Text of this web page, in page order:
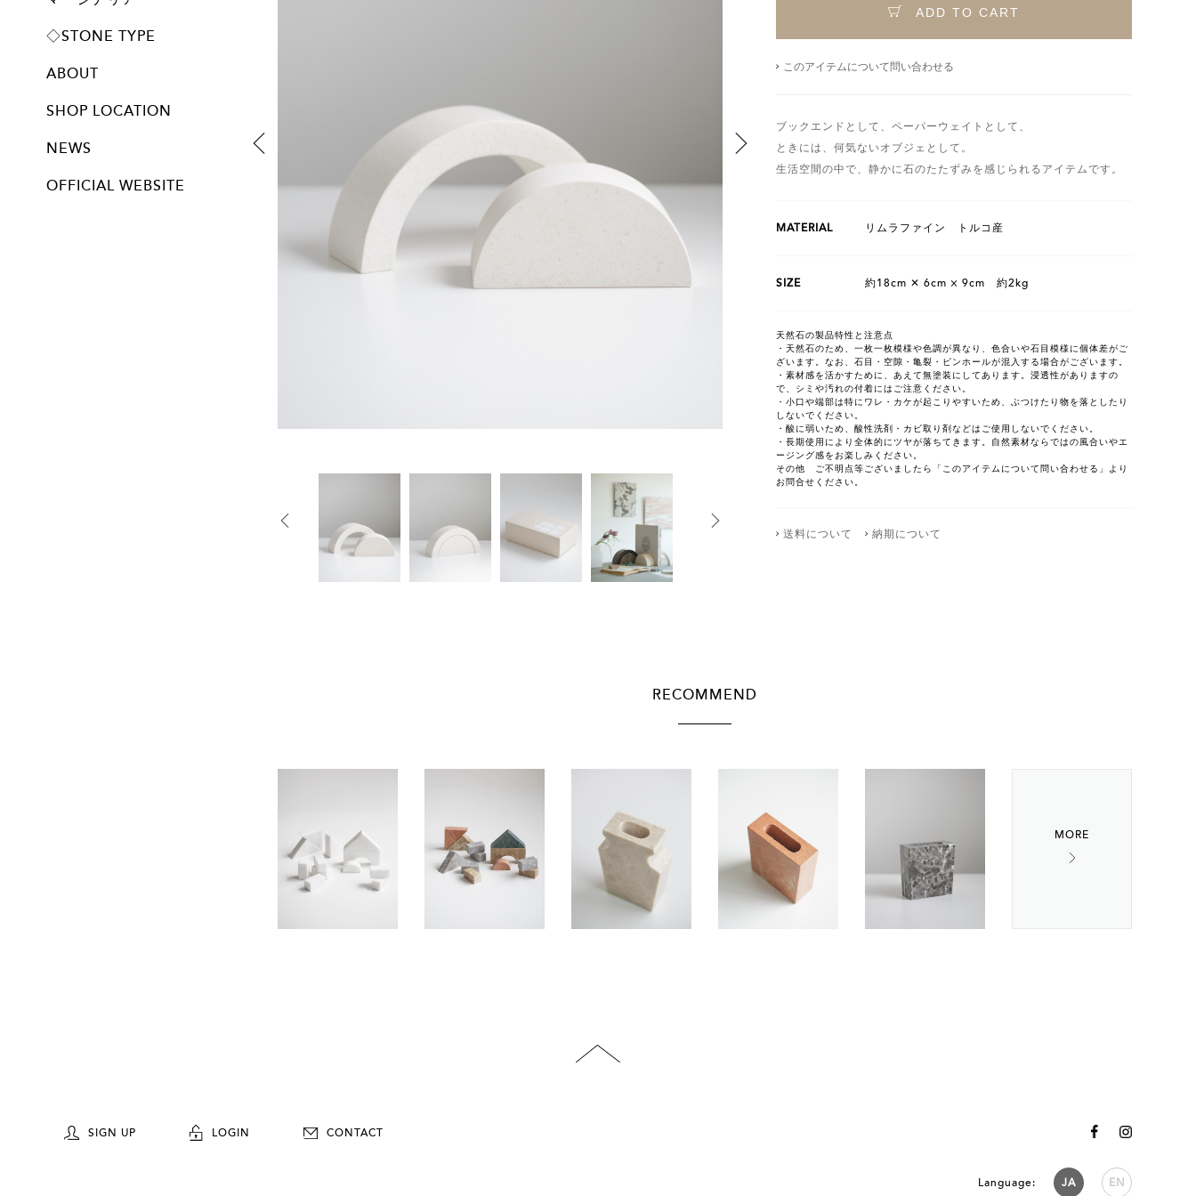
◇STONE TYPE
ABOUT
SHOP LOCATION
NEWS
OFFICIAL WEBSITE
ADD TO CART
このアイテムについて問い合わせる
ブックエンドとして、ペーパーウェイトとして、
ときには、何気ないオブジェとして。
生活空間の中で、静かに石のたたずみを感じられるアイテムです。
MATERIAL リムラファイン トルコ産
SIZE 約18cm ✕ 6cm × 9cm 約2kg
天然石の製品特性と注意点
・天然石のため、一枚一枚模様や色調が異なり、色合いや石目模様に個体差がご
ざいます。なお、石目・空隙・亀裂・ピンホールが混入する場合がございます。
・素材感を活かすために、あえて無塗装にしてあります。浸透性がありますの
で、シミや汚れの付着にはご注意ください。
・小口や端部は特にワレ・カケが起こりやすいため、ぶつけたり物を落としたり
しないでください。
・酸に弱いため、酸性洗剤・カビ取り剤などはご使用しないでください。
・長期使用により全体的にツヤが落ちてきます。自然素材ならではの風合いやエ
ージング感をお楽しみください。
その他 ご不明点等ございましたら「このアイテムについて問い合わせる」より
お問合せください。
送料について 納期について
RECOMMEND
SIGN UP LOGIN CONTACT
Language: JA EN